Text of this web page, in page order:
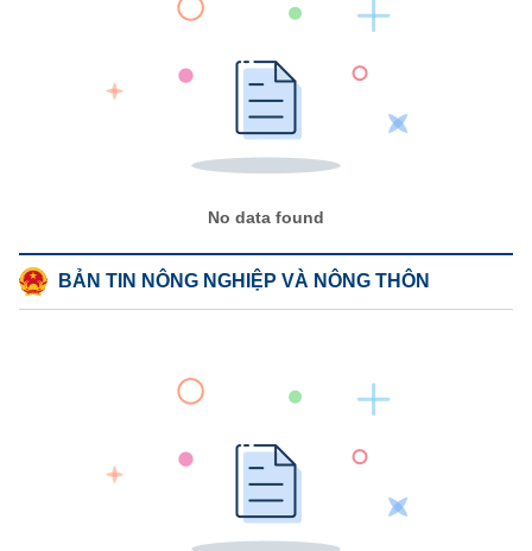
No data found
BẢN TIN NÔNG NGHIỆP VÀ NÔNG THÔN